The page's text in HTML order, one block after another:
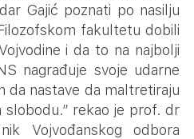
Gajić poznati po nasilju
fakultetu dobili
i da to na najbolji
nagrađuje svoje udarne
da nastave da maltretiraju
slobodu.” rekao je prof. dr
Vojvođanskog odbora